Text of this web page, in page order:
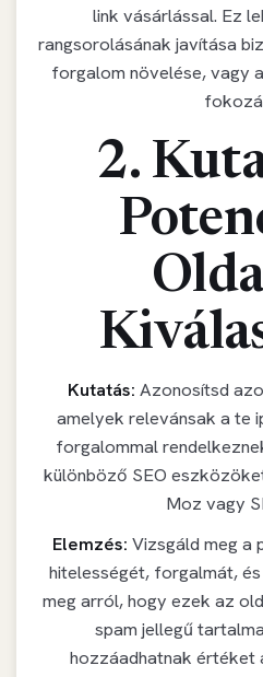
link vásárlással. Ez
rangsorolásának javítása
forgalom növelése, vagy
2.
Kutatás: Azonosítsd
amelyek relevánsak a te
forgalommal
különböző SEO
Moz vagy
Elemzés: Vizsgáld meg a
hitelességét, forgalmát,
meg arról, hogy ezek az
spam jellegű
hozzáadhatnak értéket